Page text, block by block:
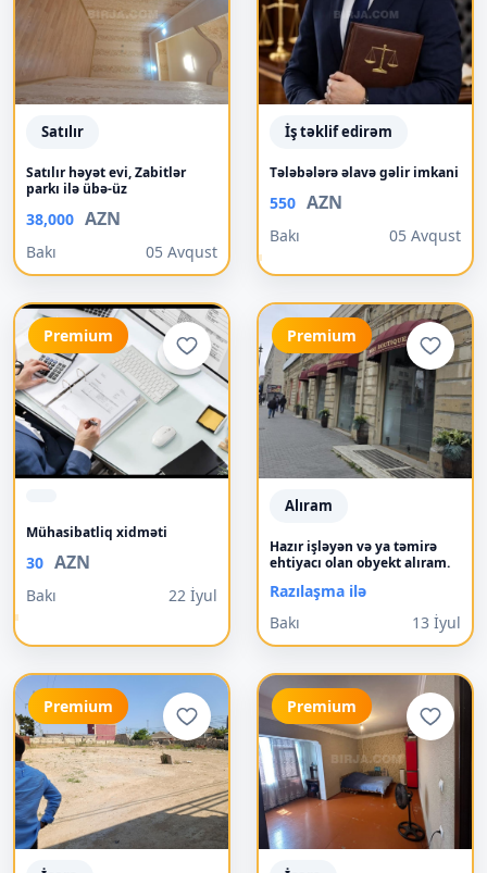
Satılır
Satılır həyət evi, Zabitlər
parkı ilə übə-üz
38,000 AZN
Bakı 05 Avqust
İş təklif edirəm
Tələbələrə əlavə gəlir imkani
550 AZN
Bakı 05 Avqust
Premium
Mühasibatliq xidməti
30 AZN
Bakı 22 İyul
Premium
Alıram
Hazır işləyən və ya təmirə
ehtiyacı olan obyekt alıram.
Razılaşma ilə
Bakı
13 İyul
Premium Premium